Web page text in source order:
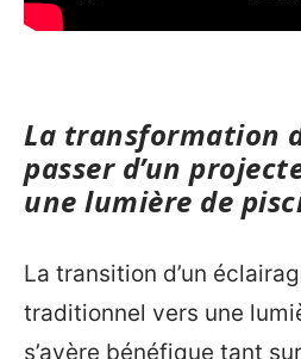
La transformation
passer d’un
une lumière de
La transition d’un
traditionnel vers une
s’avère bénéfique tant